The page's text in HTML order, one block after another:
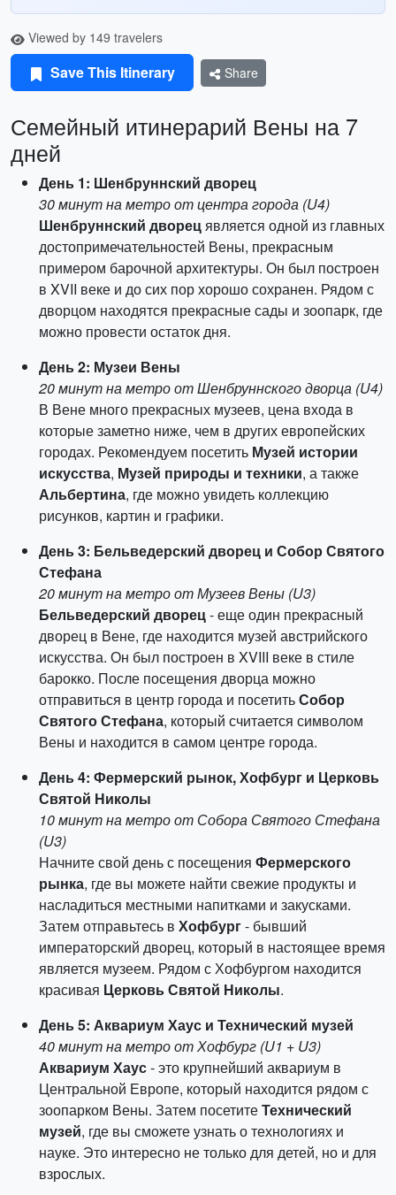
Viewed by 149 travelers
Save This Itinerary Share
Семейный итинерарий Вены на 7
дней
День 1: Шенбруннский дворец
30 минут на метро от центра города (U4)
Шенбруннский дворецявляется одной из главных
достопримечательностей Вены, прекрасным
примером барочной архитектуры. Он был построен
в XVII веке и до сих пор хорошо сохранен. Рядом с
дворцом находятся прекрасные сады и зоопарк, где
можно провести остаток дня.
День 2: Музеи Вены
20 минут на метро от Шенбруннского дворца (U4)
В Вене много прекрасных музеев, цена входа в
которые заметно ниже, чем в других европейских
городах. Рекомендуем посетить Музей истории
искусства, Музей природы и техники, а также
Альбертина, где можно увидеть коллекцию
рисунков, картин и графики.
День 3: Бельведерский дворец и Собор Святого
Стефана
20 минут на метро от Музеев Вены (U3)
Бельведерский дворец- еще один прекрасный
дворец в Вене, где находится музей австрийского
искусства. Он был построен в XVIII веке в стиле
барокко. После посещения дворца можно
отправиться в центр города и посетитьСобор
Святого Стефана, который считается символом
Вены и находится в самом центре города.
День 4: Фермерский рынок, Хофбург и Церковь
Святой Николы
10 минут на метро от Собора Святого Стефана
(U3)
Начните свой день с посещения Фермерского
рынка, где вы можете найти свежие продукты и
насладиться местными напитками и закусками.
Затем отправьтесь в Хофбург- бывший
императорский дворец, который в настоящее время
является музеем. Рядом с Хофбургом находится
красивая Церковь Святой Николы.
День 5: Аквариум Хаус и Технический музей
40 минут на метро от Хофбург (U1 + U3)
Аквариум Хаус- это крупнейший аквариум в
Центральной Европе, который находится рядом с
зоопарком Вены. Затем посетитеТехнический
музей, где вы сможете узнать о технологиях и
науке. Это интересно не только для детей, но и для
взрослых.